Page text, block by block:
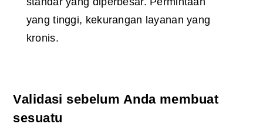
yang tinggi, kekurangan layanan yang
kronis.
Validasi sebelum Anda membuat
sesuatu